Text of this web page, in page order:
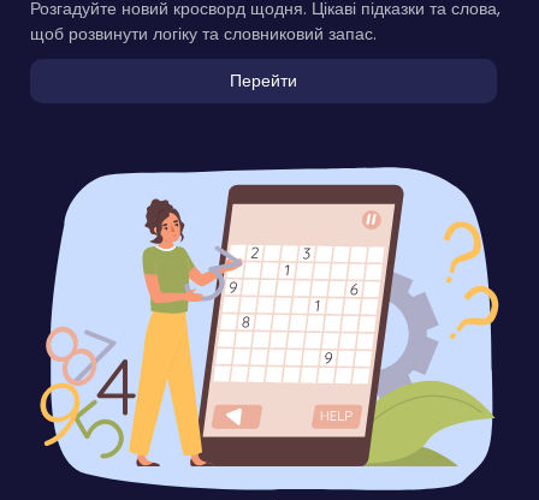
Розгадуйте новий кросворд щодня. Цікаві підказки та слова,
щоб розвинути логіку та словниковий запас.
Перейти